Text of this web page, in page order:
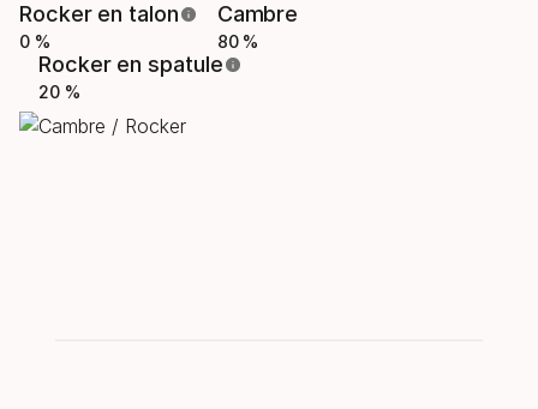
Rocker en talon
0 %
Cambre
80 %
Rocker en spatule
20 %